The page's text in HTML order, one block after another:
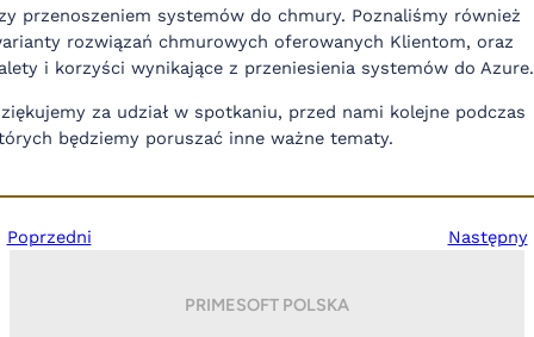
przenoszeniem systemów do chmury. Poznaliśmy również
rozwiązań chmurowych oferowanych Klientom, oraz
i korzyści wynikające z przeniesienia systemów do Azure.
za udział w spotkaniu, przed nami kolejne podczas
będziemy poruszać inne ważne tematy.
Poprzedni Następny
PRIMESOFT POLSKA